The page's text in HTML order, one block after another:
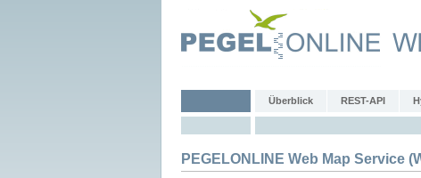
Überblick REST-API
PEGELONLINE Web Map Service